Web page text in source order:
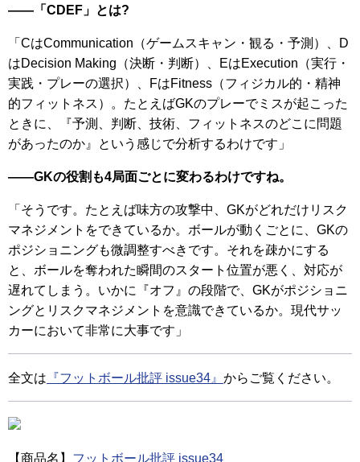
――「CDEF」とは?
「CはCommunication（ゲームスキャン・観る・予測）、D
はDecision Making（決断・判断）、EはExecution（実行・
実践・プレーの選択）、FはFitness（フィジカル的・精神
的フィットネス）。たとえばGKのプレーでミスが起こった
ときに、『予測、判断、技術、フィットネスのどこに問題
があったのか』という感じで分析するわけです」
――GKの役割も4局面ごとに変わるわけですね。
「そうです。たとえば味方の攻撃中、GKがどれだけリスク
マネジメントをできているか。ボールが動くごとに、GKの
ポジショニングも微調整すべきです。それを疎かにする
と、ボールを奪われた瞬間のスタート位置が悪く、対応が
遅れてしまう。いかに『オフ』の段階で、GKがポジショニ
ングとリスクマネジメントを意識できているか。現代サッ
カーにおいて非常に大事です」
全文は 『フットボール批評 issue34』 からご覧ください。
【商品名】 フットボール批評 issue34